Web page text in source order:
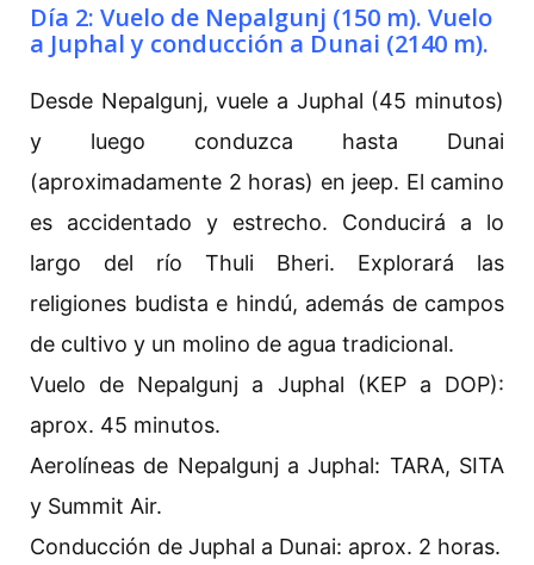
Día 2: Vuelo de Nepalgunj (150 m). Vuelo
a Juphal y conducción a Dunai (2140 m).
Desde Nepalgunj, vuele a Juphal (45 minutos)
y luego conduzca hasta Dunai
(aproximadamente 2 horas) en jeep. El camino
es accidentado y estrecho. Conducirá a lo
largo del río Thuli Bheri. Explorará las
religiones budista e hindú, además de campos
de cultivo y un molino de agua tradicional.
Vuelo de Nepalgunj a Juphal (KEP a DOP):
aprox. 45 minutos.
Aerolíneas de Nepalgunj a Juphal: TARA, SITA
y Summit Air.
Conducción de Juphal a Dunai: aprox. 2 horas.